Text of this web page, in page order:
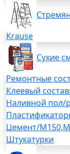
Krause
Сухие
Ремонтные
Клеевый
Наливной пол/
Цемент/
Штукатурки